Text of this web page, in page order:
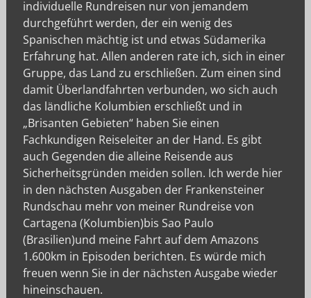
individuelle Rundreisen nur von jemandem
durchgeführt werden, der ein wenig des
Spanischen mächtig ist und etwas Südamerika
Erfahrung hat. Allen anderen rate ich, sich in einer
Gruppe, das Land zu erschließen. Zum einen sind
damit Überlandfahrten verbunden, wo sich auch
das ländliche Kolumbien erschließt und in
„Brisanten Gebieten“ haben Sie einen
Fachkundigen Reiseleiter an der Hand. Es gibt
auch Gegenden die alleine Reisende aus
Sicherheitsgründen meiden sollen. Ich werde hier
in den nächsten Ausgaben der Frankensteiner
Rundschau mehr von meiner Rundreise von
Cartagena (Kolumbien)bis Sao Paulo
(Brasilien)und meine Fahrt auf dem Amazons
1.600km in Episoden berichten. Es würde mich
freuen wenn Sie in der nächsten Ausgabe wieder
hineinschauen.